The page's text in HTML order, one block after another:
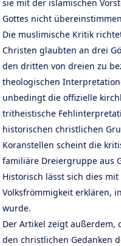
sie mit der islamischen
Gottes nicht
Die muslimische Kritik
Christen glaubten an drei
den dritten von dreien zu
theologischen
unbedingt die offizielle
tritheistische
historischen christlichen
Koranstellen scheint die
familiäre Dreiergruppe aus
Historisch lässt sich dies
Volksfrömmigkeit erklären,
wurde.
Der Artikel zeigt außerdem,
den christlichen Gedanken